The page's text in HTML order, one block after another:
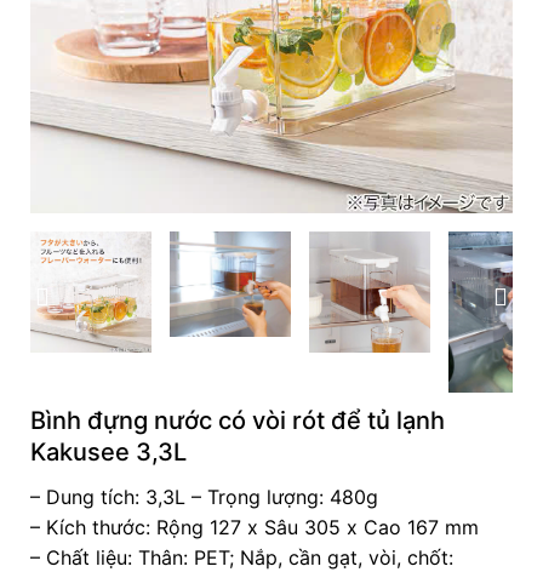
Bình đựng nước có vòi rót để tủ lạnh
Kakusee 3,3L
– Dung tích: 3,3L – Trọng lượng: 480g
– Kích thước: Rộng 127 x Sâu 305 x Cao 167 mm
– Chất liệu: Thân: PET; Nắp, cần gạt, vòi, chốt: